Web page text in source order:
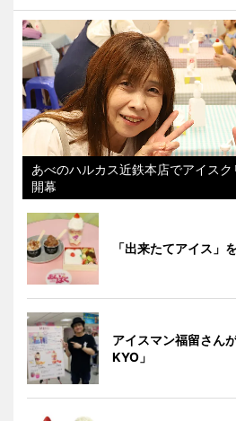
あべのハルカス近鉄本店でアイスク
開幕
「出来たてアイス」
アイスマン福留さん
KYO」